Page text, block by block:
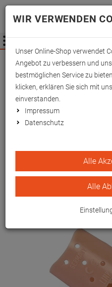
Wichtige Änderung
01.09.2026 -
Menü
Stack
WIR VERWENDEN
Unser Online-Shop verwendet
Angebot zu verbessern und
bestmöglichen Service zu
klicken, erklären Sie sich mit
einverstanden.
Impressum
Datenschutz
Alle
Alle